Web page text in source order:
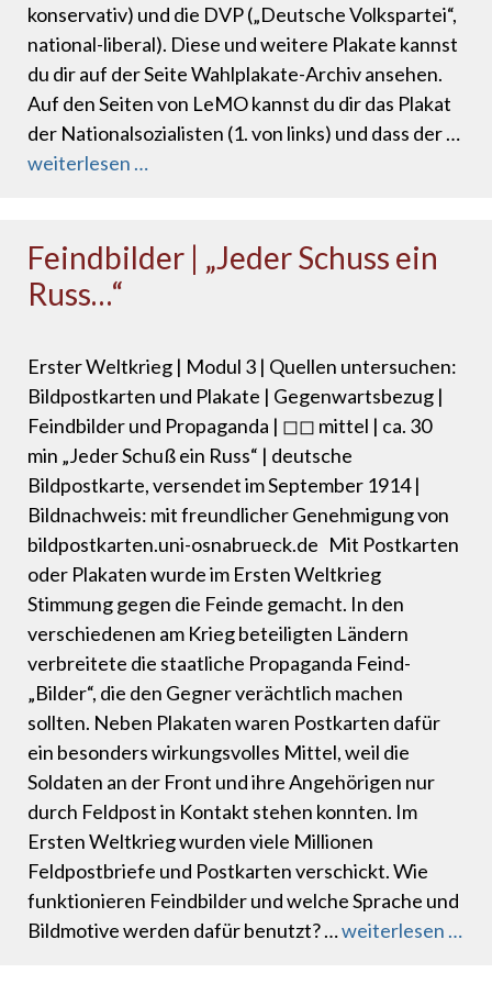
konservativ) und die DVP („Deutsche Volkspartei“,
national-liberal). Diese und weitere Plakate kannst
du dir auf der Seite Wahlplakate-Archiv ansehen.
Auf den Seiten von LeMO kannst du dir das Plakat
der Nationalsozialisten (1. von links) und dass der …
weiterlesen …
Feindbilder | „Jeder Schuss ein
Russ…“
Erster Weltkrieg | Modul 3 | Quellen untersuchen:
Bildpostkarten und Plakate | Gegenwartsbezug |
Feindbilder und Propaganda | ◻◻ mittel | ca. 30
min „Jeder Schuß ein Russ“ | deutsche
Bildpostkarte, versendet im September 1914 |
Bildnachweis: mit freundlicher Genehmigung von
bildpostkarten.uni-osnabrueck.de Mit Postkarten
oder Plakaten wurde im Ersten Weltkrieg
Stimmung gegen die Feinde gemacht. In den
verschiedenen am Krieg beteiligten Ländern
verbreitete die staatliche Propaganda Feind-
„Bilder“, die den Gegner verächtlich machen
sollten. Neben Plakaten waren Postkarten dafür
ein besonders wirkungsvolles Mittel, weil die
Soldaten an der Front und ihre Angehörigen nur
durch Feldpost in Kontakt stehen konnten. Im
Ersten Weltkrieg wurden viele Millionen
Feldpostbriefe und Postkarten verschickt. Wie
funktionieren Feindbilder und welche Sprache und
Bildmotive werden dafür benutzt? …weiterlesen …